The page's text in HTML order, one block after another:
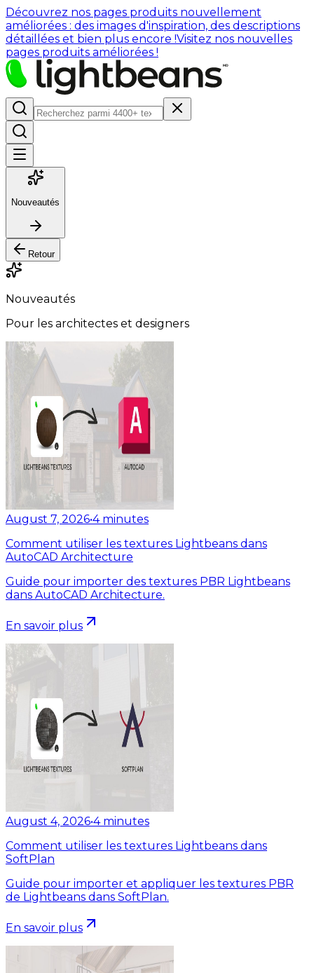
Découvrez nos pages produits nouvellement
améliorées : des images d'inspiration, des descriptions
détaillées et bien plus encore !Visitez nos nouvelles
pages produits améliorées !
Nouveautés
Retour
Nouveautés
Pour les architectes et designers
August 7, 2026•4 minutes
Comment utiliser les textures Lightbeans dans
AutoCAD Architecture
Guide pour importer des textures PBR Lightbeans
dans AutoCAD Architecture.
En savoir plus
August 4, 2026•4 minutes
Comment utiliser les textures Lightbeans dans
SoftPlan
Guide pour importer et appliquer les textures PBR
de Lightbeans dans SoftPlan.
En savoir plus